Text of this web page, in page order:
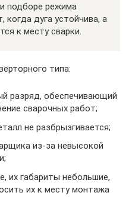
подборе режима
дуга устойчива, а
к месту сварки.
типа:
разряд, обеспечивающий
сварочных работ;
не разбрызгивается;
из-за невысокой
их габариты небольшие,
их к месту монтажа